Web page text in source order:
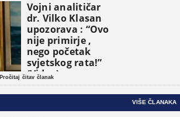
Vojni analitičar
dr. Vilko Klasan
upozorava : “Ovo
nije primirje ,
nego početak
svjetskog rata!”
(Video)
Pročitaj čitav članak
VIŠE ČLANAKA